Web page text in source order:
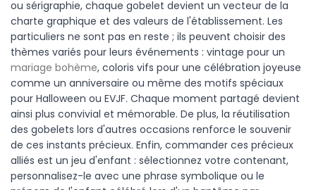
ou sérigraphie, chaque gobelet devient un vecteur de la
charte graphique et des valeurs de l'établissement. Les
particuliers ne sont pas en reste ; ils peuvent choisir des
thèmes variés pour leurs événements : vintage pour un
mariage bohème, coloris vifs pour une célébration joyeuse
comme un anniversaire ou même des motifs spéciaux
pour Halloween ou EVJF. Chaque moment partagé devient
ainsi plus convivial et mémorable. De plus, la réutilisation
des gobelets lors d'autres occasions renforce le souvenir
de ces instants précieux. Enfin, commander ces précieux
alliés est un jeu d'enfant : sélectionnez votre contenant,
personnalisez-le avec une phrase symbolique ou le